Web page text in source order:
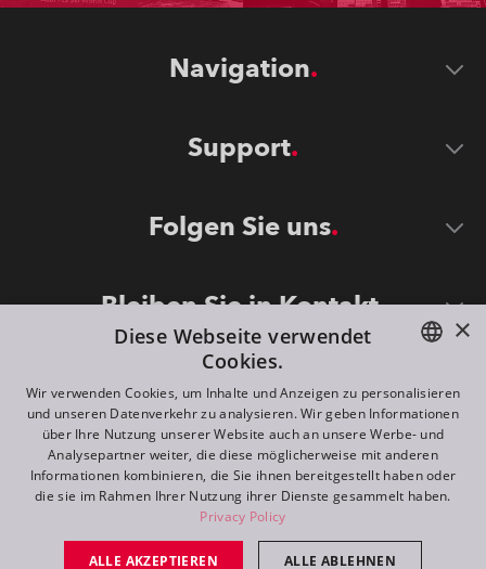
Navigation
Support
Folgen Sie uns
Bleiben Sie in Kontakt
©2026 ROBE lighting s.r.o.
All rights reserved. Created by
ENGLISH
FR
RU
×
Diese Webseite verwendet
Cookies.
Wir verwenden Cookies, um Inhalte und Anzeigen zu personalisieren
und unseren Datenverkehr zu analysieren. Wir geben Informationen
über Ihre Nutzung unserer Website auch an unsere Werbe- und
Analysepartner weiter, die diese möglicherweise mit anderen
Informationen kombinieren, die Sie ihnen bereitgestellt haben oder
die sie im Rahmen Ihrer Nutzung ihrer Dienste gesammelt haben.
Privacy Policy
ALLE AKZEPTIEREN ALLE ABLEHNEN